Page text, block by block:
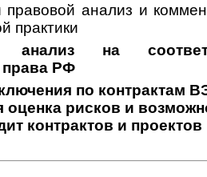
анализ и
практики
анализ на
права РФ
по контрактам
оценка рисков и
контрактов и